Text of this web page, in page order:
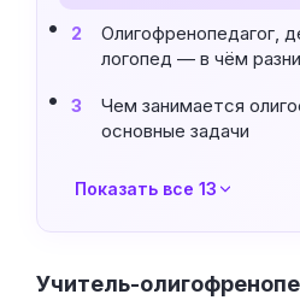
2
Олигофренопедагог,
логопед — в чём
3
Чем занимается
основные задачи
Показать все 13
Учитель-